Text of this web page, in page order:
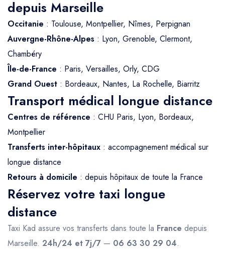
depuis Marseille
Occitanie : Toulouse, Montpellier, Nîmes, Perpignan
Auvergne-Rhône-Alpes : Lyon, Grenoble, Clermont,
Chambéry
Île-de-France : Paris, Versailles, Orly, CDG
Grand Ouest : Bordeaux, Nantes, La Rochelle, Biarritz
Transport médical longue distance
Centres de référence : CHU Paris, Lyon, Bordeaux,
Montpellier
Transferts inter-hôpitaux : accompagnement médical sur
longue distance
Retours à domicile : depuis hôpitaux de toute la France
Réservez votre taxi longue
distance
Taxi Kad assure vos transferts dans toute la France depuis
Marseille. 24h/24 et 7j/7 — 06 63 30 29 04.